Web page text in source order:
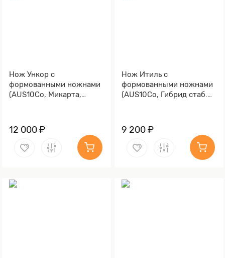
Нож Ункор с
формованными ножнами
(AUS10Co, Микарта,
12 000 ₽
Нож Итиль с
формованными ножнами
(AUS10Co, Гибрид стаб.
9 200 ₽